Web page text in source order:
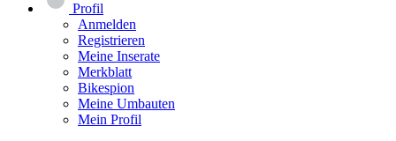
Profil
Anmelden
Registrieren
Meine Inserate
Merkblatt
Bikespion
Meine Umbauten
Mein Profil